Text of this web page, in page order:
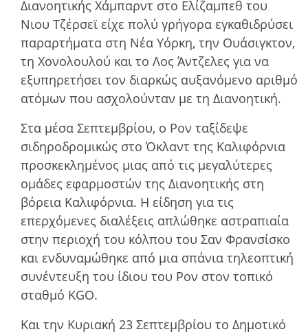
Διανοητικής Χάµπαρντ στο Ελίζαµπεθ του
Νιου Τζέρσεϊ είχε πολύ γρήγορα εγκαθιδρύσει
παραρτήµατα στη Νέα Υόρκη, την Ουάσιγκτον,
τη Χονολουλού και το Λος Άντζελες για να
εξυπηρετήσει τον διαρκώς αυξανόµενο αριθµό
ατόµων που ασχολούνταν µε τη Διανοητική.
Στα µέσα Σεπτεµβρίου, ο Ρον ταξίδεψε
σιδηροδροµικώς στο Όκλαντ της Καλιφόρνια
προσκεκληµένος µιας από τις µεγαλύτερες
οµάδες εφαρµοστών της Διανοητικής στη
βόρεια Καλιφόρνια. Η είδηση για τις
επερχόµενες διαλέξεις απλώθηκε αστραπιαία
στην περιοχή του κόλπου του Σαν Φρανσίσκο
και ενδυναµώθηκε από µια σπάνια τηλεοπτική
συνέντευξη του ίδιου του Ρον στον τοπικό
σταθµό KGO.
Και την Κυριακή 23 Σεπτεµβρίου το Δηµοτικό